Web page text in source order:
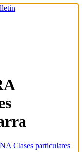
Clases particulares